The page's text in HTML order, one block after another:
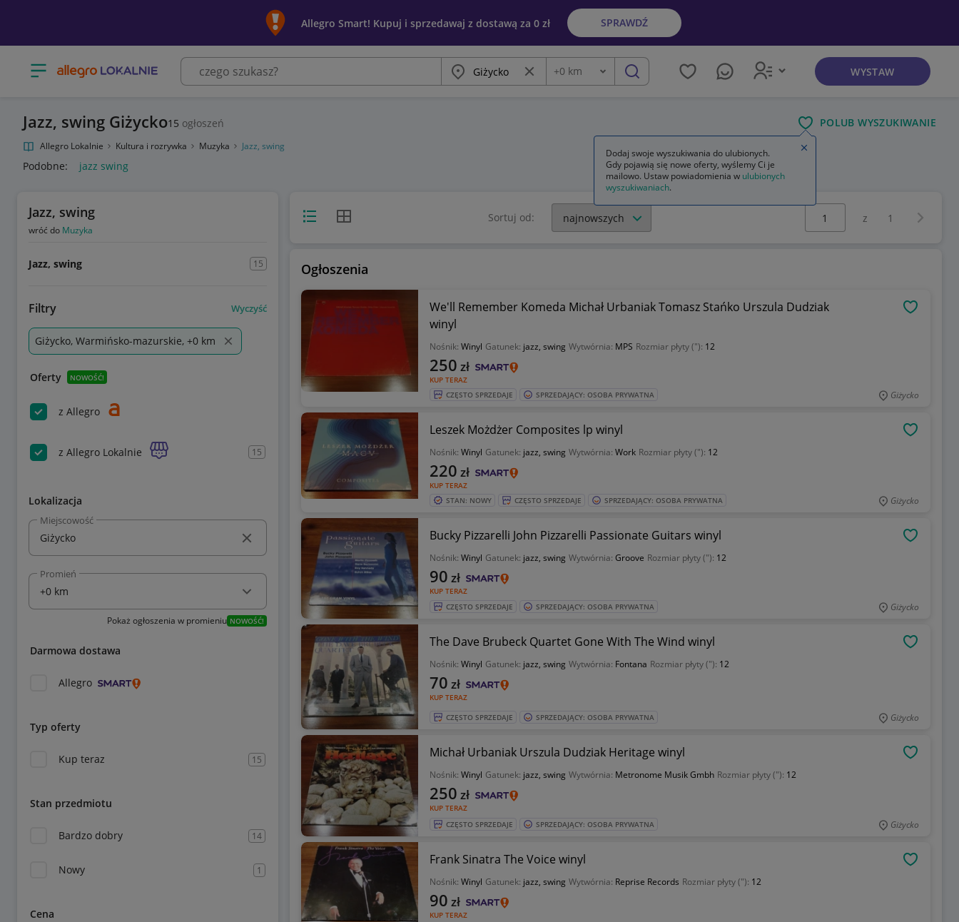
Allegro Smart! Kupuj i sprzedawaj z dostawą za 0 zł SPRAWDŹ
Otwórz menu z kategoriami Miasto Wyczyść frazę
Odległość
+0 km szukaj WYSTAW
Jazz, swing Giżycko15 ogłoszeń POLUB WYSZUKIWANIE
Allegro Lokalnie Kultura i rozrywka Muzyka Jazz, swing
Podobne: jazz swing
Jazz, swing
wróć do Muzyka
Jazz, swing 15
Filtry Wyczyść
Giżycko, Warmińsko-mazurskie, +0 km
Oferty NOWOŚĆ!
z Allegro
z Allegro Lokalnie 15
Lokalizacja
Miejscowość
Promień
Pokaż ogłoszenia w promieniu NOWOŚĆ!
Darmowa dostawa
Allegro
Typ oferty
Kup teraz 15
Stan przedmiotu
Bardzo dobry 14
Nowy 1
Cena
Widok listyWidok siatki Sortuj od:
Wybierz stronę:
z 1
Ogłoszenia
We'll Remember Komeda Michał Urbaniak Tomasz Stańko Urszula Dudziak
winyl
Nośnik: Winyl Gatunek: jazz, swing Wytwórnia: MPS Rozmiar płyty ("): 12
KUP TERAZ
250 zł
CZĘSTO SPRZEDAJE SPRZEDAJĄCY: OSOBA PRYWATNA Giżycko
Leszek Możdżer Composites lp winyl
Nośnik: Winyl Gatunek: jazz, swing Wytwórnia: Work Rozmiar płyty ("): 12
KUP TERAZ
220 zł
STAN: NOWY CZĘSTO SPRZEDAJE SPRZEDAJĄCY: OSOBA PRYWATNA Giżycko
Bucky Pizzarelli John Pizzarelli Passionate Guitars winyl
Nośnik: Winyl Gatunek: jazz, swing Wytwórnia: Groove Rozmiar płyty ("): 12
KUP TERAZ
90 zł
CZĘSTO SPRZEDAJE SPRZEDAJĄCY: OSOBA PRYWATNA Giżycko
The Dave Brubeck Quartet Gone With The Wind winyl
Nośnik: Winyl Gatunek: jazz, swing Wytwórnia: Fontana Rozmiar płyty ("): 12
KUP TERAZ
70 zł
CZĘSTO SPRZEDAJE SPRZEDAJĄCY: OSOBA PRYWATNA Giżycko
Michał Urbaniak Urszula Dudziak Heritage winyl
Nośnik: Winyl Gatunek: jazz, swing Wytwórnia: Metronome Musik Gmbh Rozmiar płyty ("): 12
KUP TERAZ
250 zł
CZĘSTO SPRZEDAJE SPRZEDAJĄCY: OSOBA PRYWATNA Giżycko
Frank Sinatra The Voice winyl
Nośnik: Winyl Gatunek: jazz, swing Wytwórnia: Reprise Records Rozmiar płyty ("): 12
KUP TERAZ
90 zł
Dodaj swoje wyszukiwania do ulubionych.
Gdy pojawią się nowe oferty, wyślemy Ci je
mailowo. Ustaw powiadomienia w ulubionych
wyszukiwaniach.
Zamknij wskazówkę